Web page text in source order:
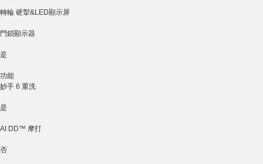
轉輪 硬掣&LED顯示屏
門鎖顯示器
是
功能
妙手 6 重洗
是
AI DD™ 摩打
否